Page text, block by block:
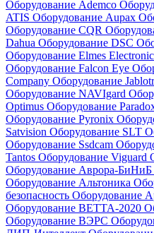
Оборудование Ademco
ATIS Оборудование Aupax
Оборудование CQR
Dahua Оборудование DSC
Оборудование Elmes Electronic
Оборудование Falcon Eye
Company Оборудование
Оборудование NAVIgard
Optimus Оборудование
Оборудование Pyronix
Satvision Оборудование SLT
Оборудование Ssdcam
Tantos Оборудование Viguard
Оборудование Аврора-БиНиБ
Оборудование Альтоника
безопасность Оборудование
Оборудование ВЕТТА-2020
Оборудование ВЭРС